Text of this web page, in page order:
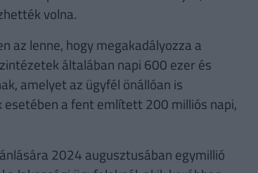
volna.
az lenne, hogy megakadályozza a
általában napi 600 ezer és
amelyet az ügyfél önállóan is
esetében a fent említett 200 milliós napi,
2024 augusztusában egymillió